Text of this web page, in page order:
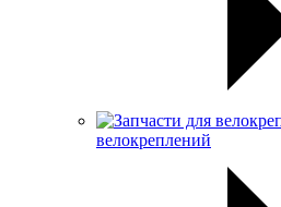
велокреплений